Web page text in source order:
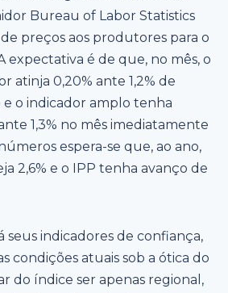
Bureau of Labor Statistics
preços aos produtores para o
expectativa é de que, no mês, o
atinja 0,20% ante 1,2% de
o indicador amplo tenha
1,3% no mês imediatamente
espera-se que, ao ano,
2,6% e o IPP tenha avanço de
seus indicadores de confiança,
condições atuais sob a ótica do
do índice ser apenas regional,